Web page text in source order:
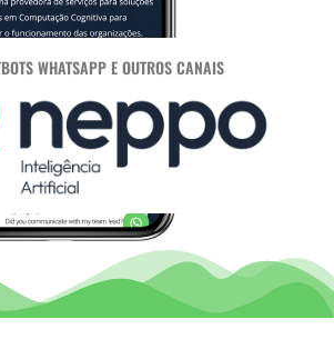
WHATSAPP E OUTROS CANAIS